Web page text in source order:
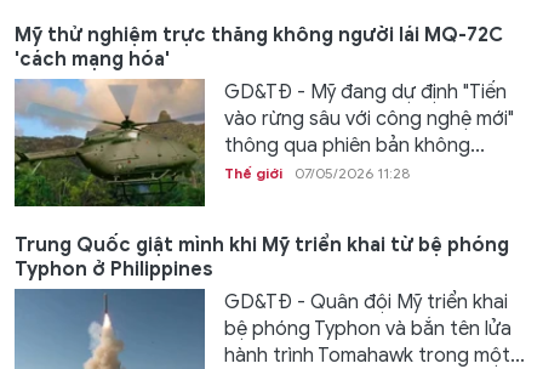
Mỹ thử nghiệm trực thăng không người lái MQ-72C
'cách mạng hóa'
GD&TĐ - Mỹ đang dự định "Tiến
vào rừng sâu với công nghệ mới"
thông qua phiên bản không...
Thế giới 07/05/2026 11:28
Trung Quốc giật mình khi Mỹ triển khai từ bệ phóng
Typhon ở Philippines
GD&TĐ - Quân đội Mỹ triển khai
bệ phóng Typhon và bắn tên lửa
hành trình Tomahawk trong một...